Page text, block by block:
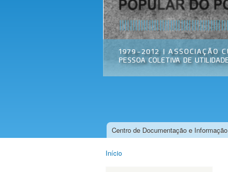
Menu principal
Centro de Documentação e Informação
Início